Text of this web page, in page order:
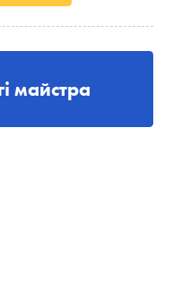
майстра